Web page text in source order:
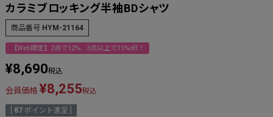
カラミブロッキング半袖BDシャツ
商品番号 HYM-21164
【Web限定】2点で12%、3点以上で15%off！
¥8,690税込
会員価格 ¥8,255税込
87 ポイント進呈 ]